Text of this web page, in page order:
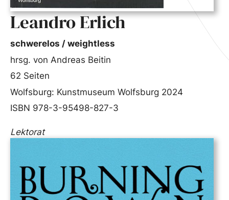
Leandro Erlich
schwerelos / weightless
hrsg. von Andreas Beitin
62 Seiten
Wolfsburg: Kunstmuseum Wolfsburg 2024
ISBN 978-3-95498-827-3
Lektorat